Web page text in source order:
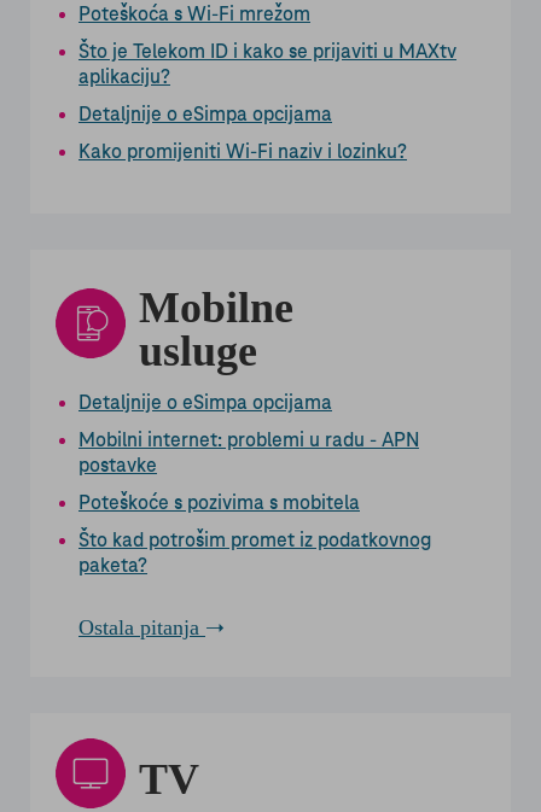
Poteškoća s Wi-Fi mrežom
Što je Telekom ID i kako se prijaviti u MAXtv
aplikaciju?
Detaljnije o eSimpa opcijama
Kako promijeniti Wi-Fi naziv i lozinku?
Mobilne
usluge
Detaljnije o eSimpa opcijama
Mobilni internet: problemi u radu - APN
postavke
Poteškoće s pozivima s mobitela
Što kad potrošim promet iz podatkovnog
paketa?
Ostala pitanja
TV